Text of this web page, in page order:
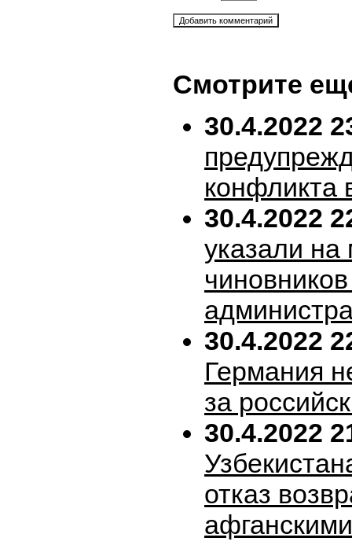
Смотрите
30.4.2022
конфликта
30.4.2022
указали на
30.4.2022
Германия
за
30.4.2022
отказ